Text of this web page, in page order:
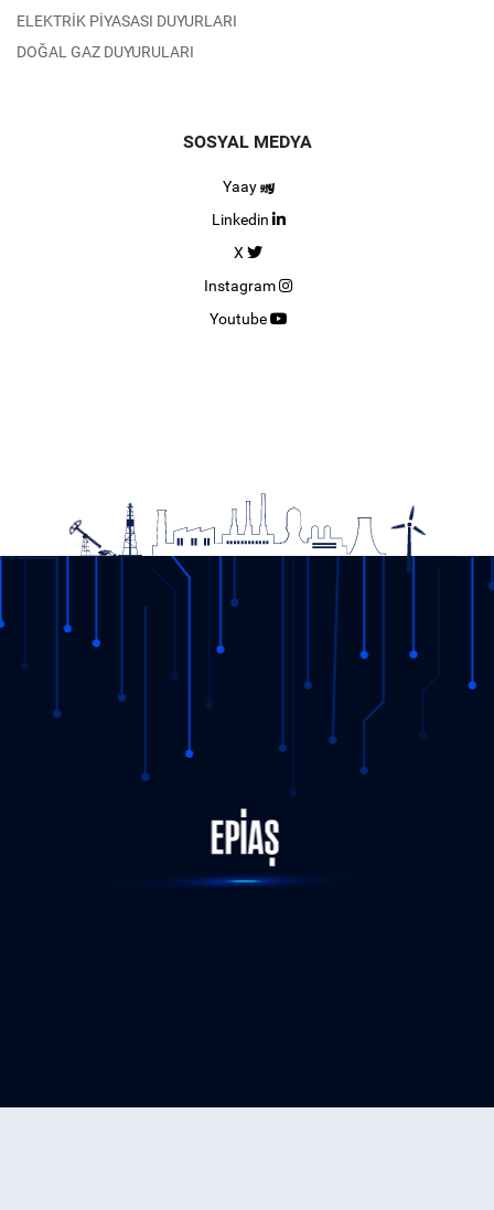
ELEKTRİK PİYASASI DUYURLARI
DOĞAL GAZ DUYURULARI
SOSYAL MEDYA
Yaay
Linkedin
X
Instagram
Youtube